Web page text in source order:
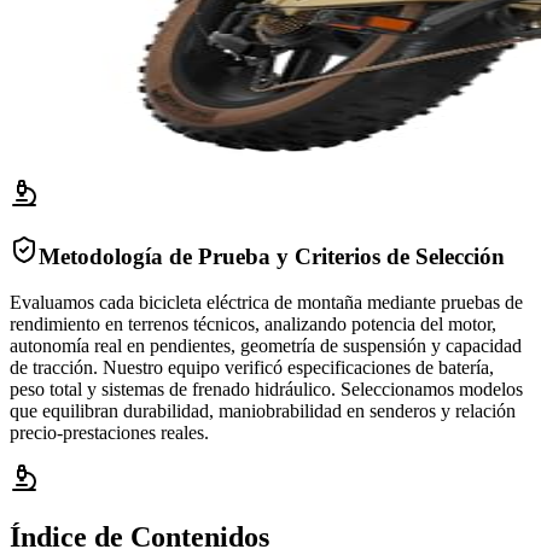
Metodología de Prueba y Criterios de Selección
Evaluamos cada bicicleta eléctrica de montaña mediante pruebas de
rendimiento en terrenos técnicos, analizando potencia del motor,
autonomía real en pendientes, geometría de suspensión y capacidad
de tracción. Nuestro equipo verificó especificaciones de batería,
peso total y sistemas de frenado hidráulico. Seleccionamos modelos
que equilibran durabilidad, maniobrabilidad en senderos y relación
precio-prestaciones reales.
Índice de Contenidos